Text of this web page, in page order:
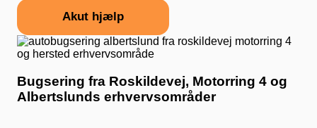
Akut hjælp
Bugsering fra Roskildevej, Motorring 4 og
Albertslunds erhvervsområder